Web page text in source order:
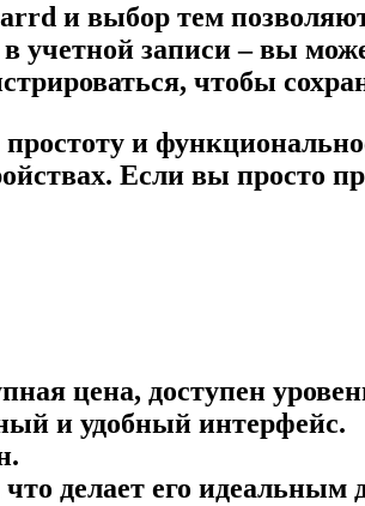
и выбор тем
учетной записи – вы
чтобы
простоту и
Если вы просто
цена, доступен
и удобный интерфейс.
делает его идеальным